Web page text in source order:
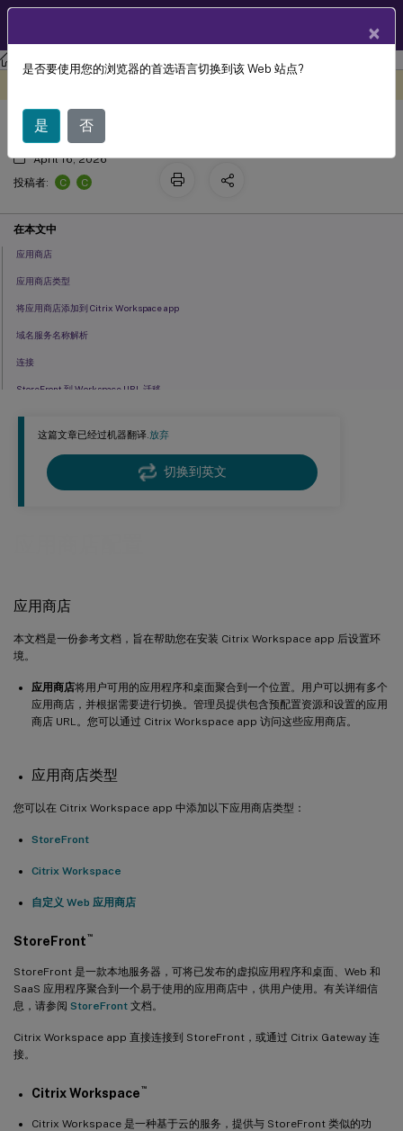
Citrix Workspace 应用程序（适用于 Windows）
这篇文章已经过机器翻译.放弃
切换到英文
应用商店
本文档是一份参考文档，旨在帮助您在安装 Citrix Workspace app 后设置环
境。
应用商店将用户可用的应用程序和桌面聚合到一个位置。用户可以拥有多个
应用商店，并根据需要进行切换。管理员提供包含预配置资源和设置的应用
商店 URL。您可以通过 Citrix Workspace app 访问这些应用商店。
应用商店类型
您可以在 Citrix Workspace app 中添加以下应用商店类型：
StoreFront
Citrix Workspace
自定义 Web 应用商店
StoreFront ™
StoreFront 是一款本地服务器，可将已发布的虚拟应用程序和桌面、Web 和
SaaS 应用程序聚合到一个易于使用的应用商店中，供用户使用。有关详细信
息，请参阅 StoreFront 文档。
Citrix Workspace app 直接连接到 StoreFront，或通过 Citrix Gateway 连
接。
Citrix Workspace ™
Citrix Workspace 是一种基于云的服务，提供与 StoreFront 类似的功
应用商店配置
April 16, 2026
投稿者:
C C
在本文中
应用商店
应用商店类型
将应用商店添加到 Citrix Workspace app
域名服务名称解析
连接
StoreFront 到 Workspace URL 迁移
Support for local app discovery within the Citrix Workspace app
×
是否要使用您的浏览器的首选语言切换到该 Web 站点?
是 否